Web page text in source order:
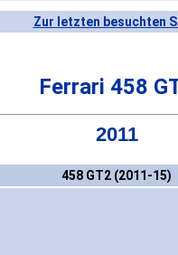
Zur letzten besuchten
Ferrari 458
2011
458 GT2 (2011-15)